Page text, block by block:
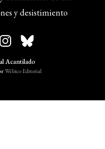
y desistimiento
Acantilado
Wébico Editorial